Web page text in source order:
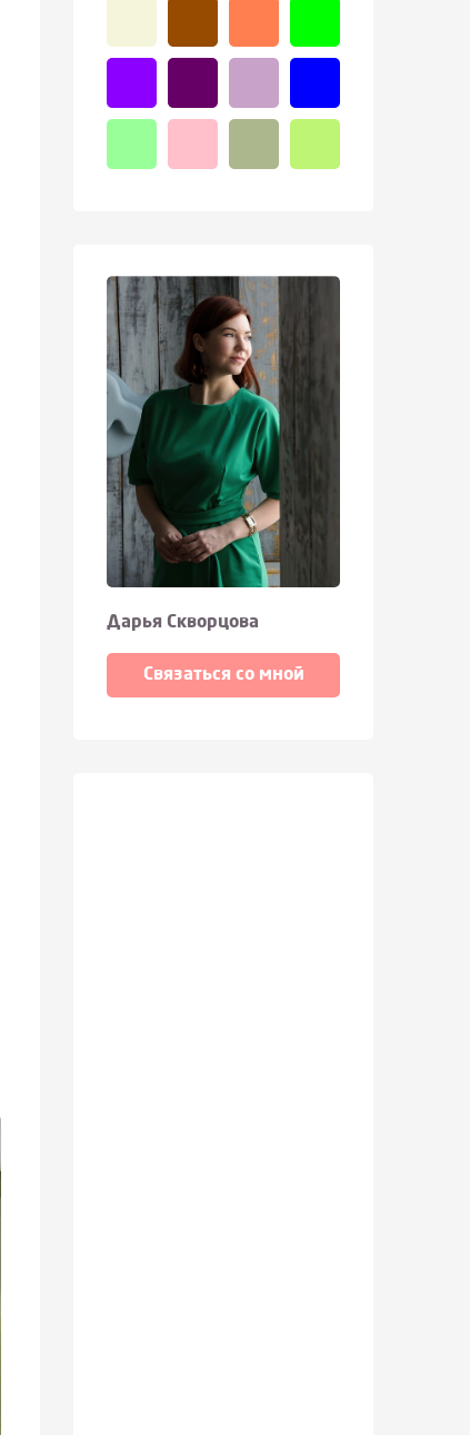
Дарья Скворцова
Связаться со мной